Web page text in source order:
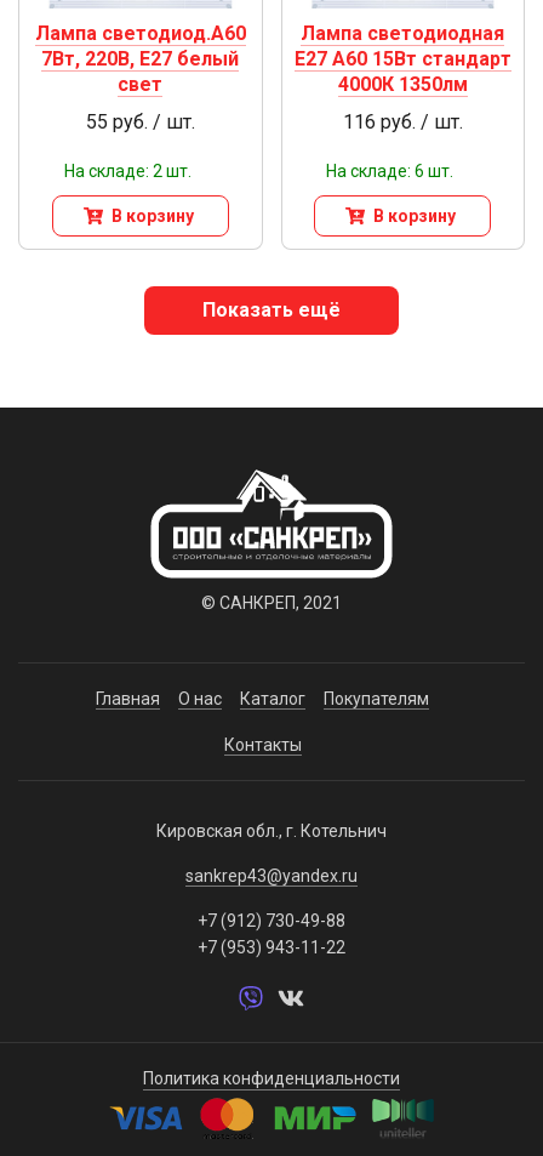
Лампа светодиод.А60
7Вт, 220В, Е27 белый
свет
55 руб. / шт.
На складе: 2 шт.
В корзину
Лампа светодиодная
Е27 А60 15Вт стандарт
4000К 1350лм
116 руб. / шт.
На складе: 6 шт.
В корзину
Показать ещё
© САНКРЕП, 2021
Главная О нас Каталог Покупателям
Контакты
Кировская обл., г. Котельнич
sankrep43@yandex.ru
+7 (912) 730-49-88
+7 (953) 943-11-22
Политика конфиденциальности